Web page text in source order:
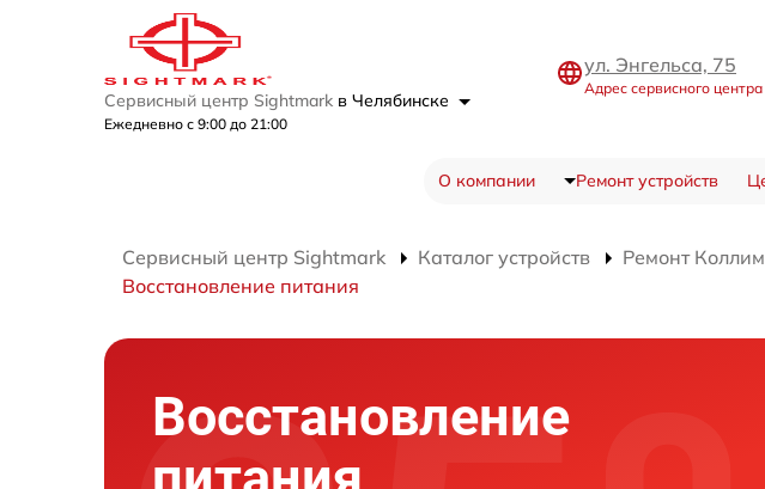
Сервисный центр Sightmark в Челябинске
Ежедневно с 9:00 до 21:00
ул. Энгельса, 75
Адрес сервисного
О компании Ремонт устройств
Сервисный центр Sightmark Каталог устройств Ремонт
Восстановление питания
Восстановление